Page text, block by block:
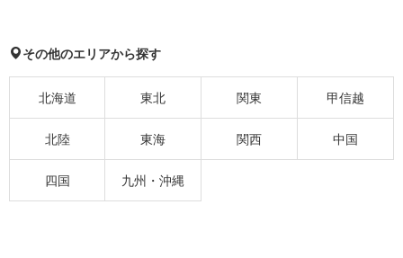
その他のエリアから探す
北海道 東北 関東 甲信越
北陸 東海 関西 中国
四国 九州・沖縄